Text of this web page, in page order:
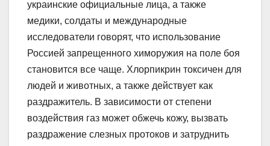
украинские официальные лица, а также
медики, солдаты и международные
исследователи говорят, что использование
Россией запрещенного химоружия на поле боя
становится все чаще. Хлорпикрин токсичен для
людей и животных, а также действует как
раздражитель. В зависимости от степени
воздействия газ может обжечь кожу, вызвать
раздражение слезных протоков и затруднить